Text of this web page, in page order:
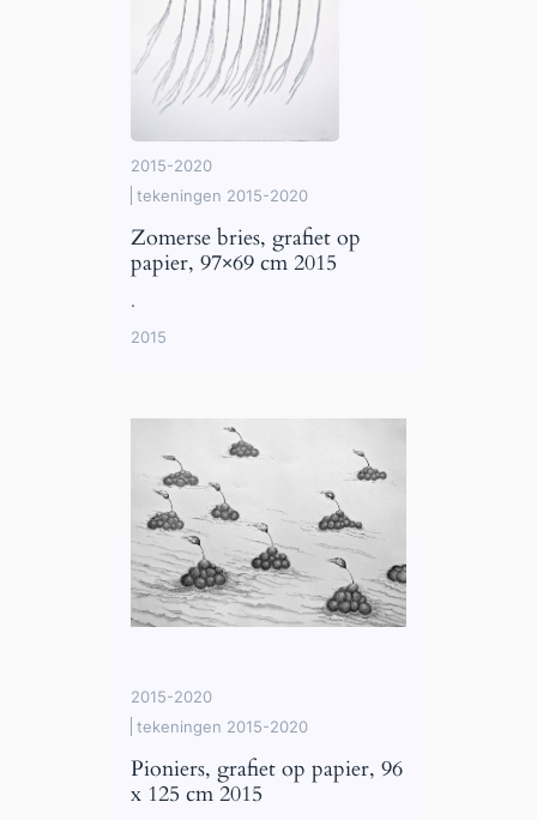
2015-2020
tekeningen 2015-2020
Zomerse bries, grafiet op
papier, 97×69 cm 2015
.
2015
2015-2020
tekeningen 2015-2020
Pioniers, grafiet op papier, 96
x 125 cm 2015